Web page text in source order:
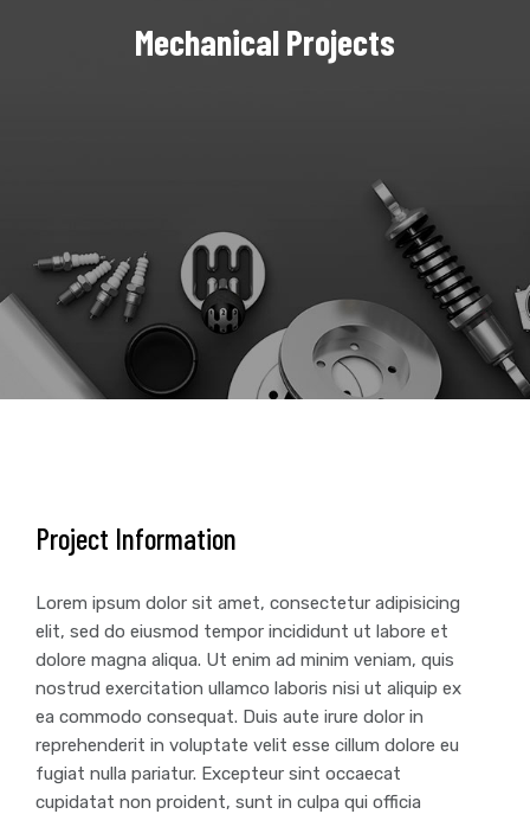
Mechanical Projects
Project Information
Lorem ipsum dolor sit amet, consectetur adipisicing
elit, sed do eiusmod tempor incididunt ut labore et
dolore magna aliqua. Ut enim ad minim veniam, quis
nostrud exercitation ullamco laboris nisi ut aliquip ex
ea commodo consequat. Duis aute irure dolor in
reprehenderit in voluptate velit esse cillum dolore eu
fugiat nulla pariatur. Excepteur sint occaecat
cupidatat non proident, sunt in culpa qui officia